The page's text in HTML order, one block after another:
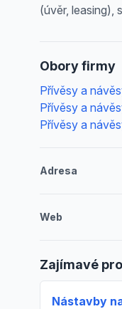
(úvěr, leasing),
Obory firmy
Přívěsy a
Přívěsy a
Přívěsy a
Adresa
Web
Zajímavé
Nástavby